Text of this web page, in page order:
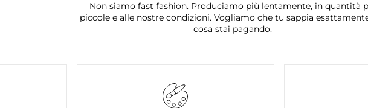
Non siamo fast fashion. Produciamo più lentamente, in quantità
piccole e alle nostre condizioni. Vogliamo che tu sappia
cosa stai pagando.